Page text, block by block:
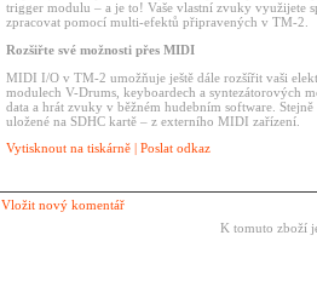
trigger modulu – a je to! Vaše vlastní zvuky využijete
zpracovat pomocí multi-efektů připravených v TM-2.
Rozšiřte své možnosti přes MIDI
MIDI I/O v TM-2 umožňuje ještě dále rozšířit vaši
modulech V-Drums, keyboardech a syntezátorových
data a hrát zvuky v běžném hudebním software.
uložené na SDHC kartě – z externího MIDI zařízení.
Vytisknout na tiskárně | Poslat odkaz
Vložit nový komentář
K tomuto zboží